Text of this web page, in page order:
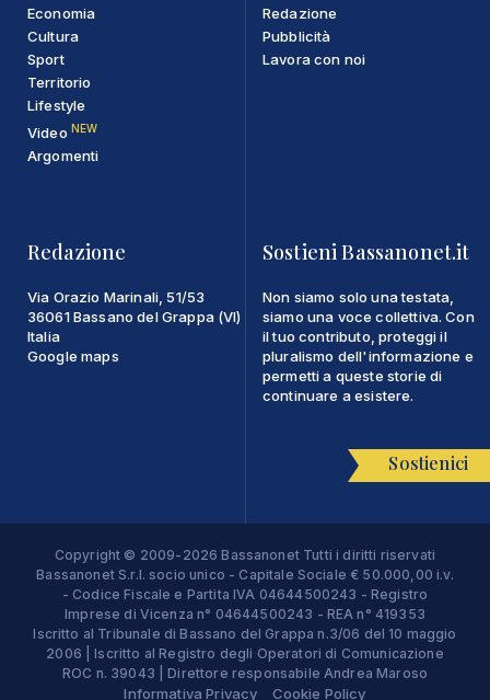
Economia
Cultura
Sport
Territorio
Lifestyle
Video NEW
Argomenti
Redazione
Pubblicità
Lavora con noi
Redazione
Via Orazio Marinali, 51/53
36061 Bassano del Grappa (VI)
Italia
Google maps
Sostieni Bassanonet.it
Non siamo solo una testata,
siamo una voce collettiva. Con
il tuo contributo, proteggi il
pluralismo dell'informazione e
permetti a queste storie di
continuare a esistere.
Sostienici
Copyright © 2009-2026 Bassanonet Tutti i diritti riservati
Bassanonet S.r.l. socio unico - Capitale Sociale € 50.000,00 i.v.
- Codice Fiscale e Partita IVA 04644500243 - Registro
Imprese di Vicenza n° 04644500243 - REA n° 419353
Iscritto al Tribunale di Bassano del Grappa n.3/06 del 10 maggio
2006 | Iscritto al Registro degli Operatori di Comunicazione
ROC n. 39043 | Direttore responsabile Andrea Maroso
Informativa Privacy Cookie Policy